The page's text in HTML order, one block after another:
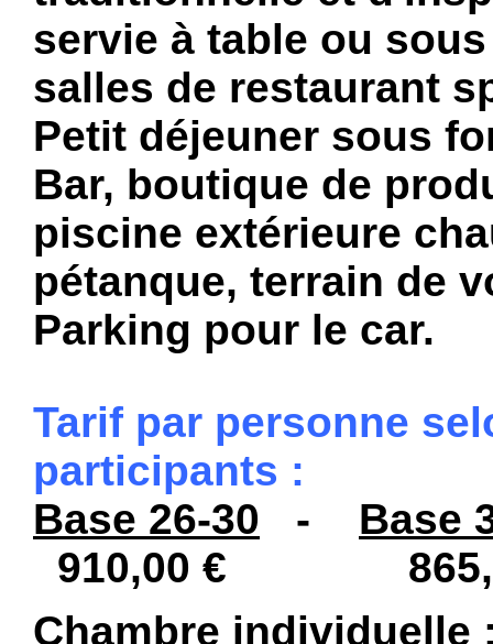
servie à table ou
salles de restaurant
Petit déjeuner sous
Bar, boutique de
piscine extérieure
pétanque, terrain de
Parking pour le car.
Tarif par personne
participants :
Base 26-30 - Base
910,00 €
Chambre individuelle